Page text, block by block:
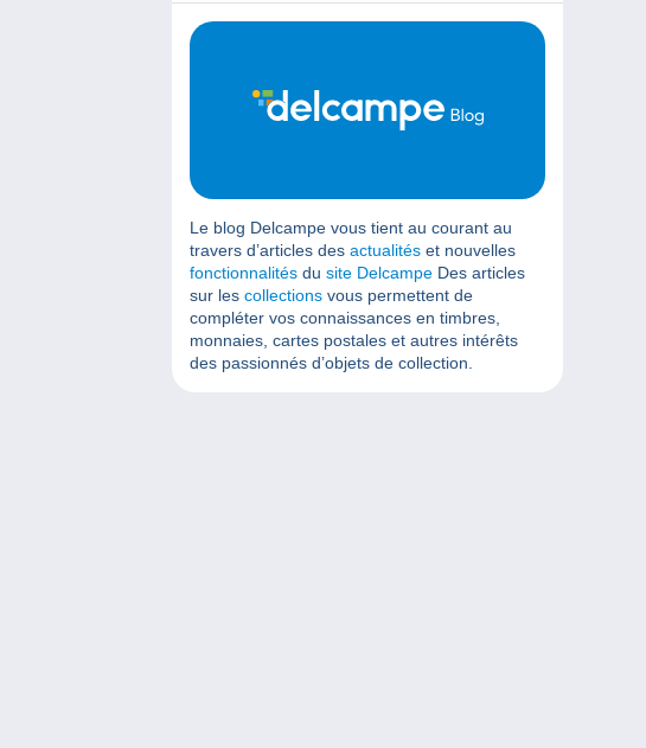
Le blog Delcampe vous tient au courant au
travers d’articles des actualités et nouvelles
fonctionnalités du site Delcampe Des articles
sur les collections vous permettent de
compléter vos connaissances en timbres,
monnaies, cartes postales et autres intérêts
des passionnés d’objets de collection.